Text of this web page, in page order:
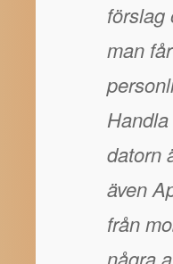
förslag
man
datorn
även
från
några